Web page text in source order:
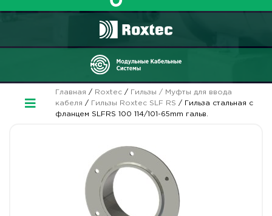
Главная / Roxtec/ Гильзы / Муфты для ввода
кабеля / Гильзы Roxtec SLF RS / Гильза стальная с
фланцем SLFRS 100 114/101-65mm гальв.